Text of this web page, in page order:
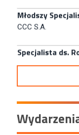
Specjalista ds.
Zastępca
Specjalista/tka
W.Kruk